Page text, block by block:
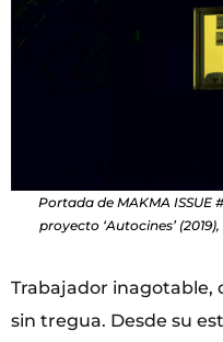
Portada de MAKMA ISSUE
proyecto ‘Autocines’
Trabajador inagotable,
sin tregua. Desde su